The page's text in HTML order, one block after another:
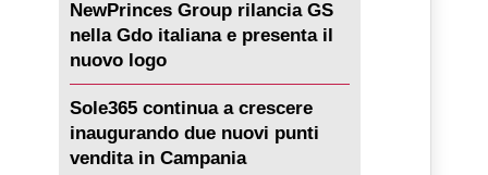
NewPrinces Group rilancia GS
nella Gdo italiana e presenta il
nuovo logo
Sole365 continua a crescere
inaugurando due nuovi punti
vendita in Campania